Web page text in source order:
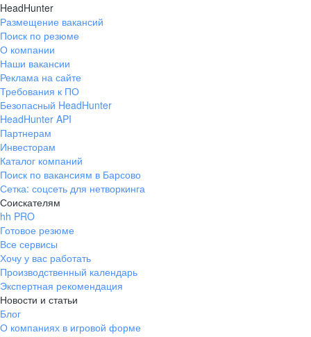
HeadHunter
Размещение вакансий
Поиск по резюме
О компании
Наши вакансии
Реклама на сайте
Требования к ПО
Безопасный HeadHunter
HeadHunter API
Партнерам
Инвесторам
Каталог компаний
Поиск по вакансиям в Барсово
Сетка: соцсеть для нетворкинга
Соискателям
hh PRO
Готовое резюме
Все сервисы
Хочу у вас работать
Производственный календарь
Экспертная рекомендация
Новости и статьи
Блог
О компаниях в игровой форме